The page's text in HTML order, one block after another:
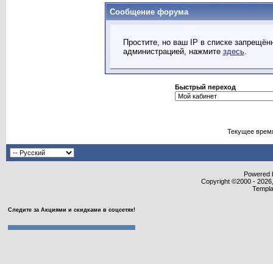
Сообщение форума
Простите, но ваш IP в списке
администрацией, нажмите здесь.
Быстрый переход
Текущее
Powered
Copyright ©2000 -
Следите за Акциями и скидками в соцсетях!